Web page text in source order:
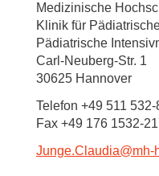
Medizinische
Klinik für
Pädiatrische
Carl-Neuberg-Str. 1
30625 Hannover
Telefon +49 511 532-
Fax +49 176 1532-
Junge.Claudia@mh-